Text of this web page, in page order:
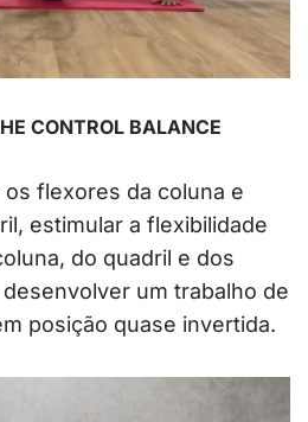
CONTROL BALANCE
os flexores da coluna e
estimular a flexibilidade
do quadril e dos
um trabalho de
posição quase invertida.